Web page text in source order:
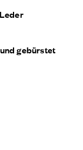
gebürstet